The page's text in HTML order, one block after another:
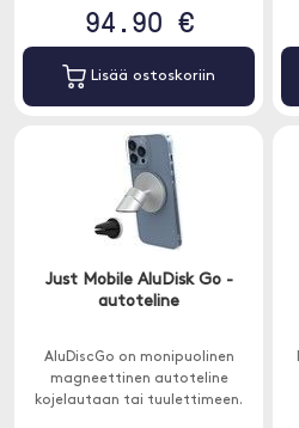
94.90 €
Lisää ostoskoriin
Just Mobile AluDisk Go -
autoteline
AluDiscGo on monipuolinen
magneettinen autoteline
kojelautaan tai tuulettimeen.